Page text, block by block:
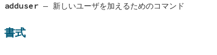
adduser — 新しいユーザを加えるためのコマンド
書式